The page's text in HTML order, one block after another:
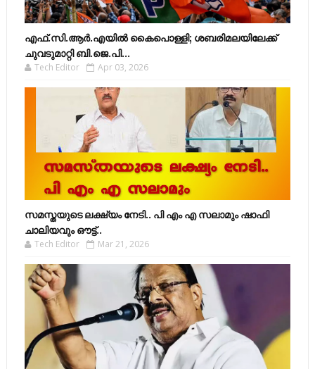
എഫ്​.സി.ആർ.എയിൽ കൈപൊള്ളി; ശബരിമലയിലേക്ക്​
ചുവടുമാറ്റി ബി.ജെ.പി...
Tech Editor Apr 03, 2026
സമസ്തയുടെ ലക്ഷ്യം നേടി.. പി എം എ സലാമും ഷാഫി
ചാലിയവും ഔട്ട്..
Tech Editor Mar 21, 2026